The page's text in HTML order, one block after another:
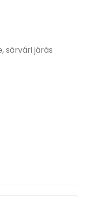
sárvári járás